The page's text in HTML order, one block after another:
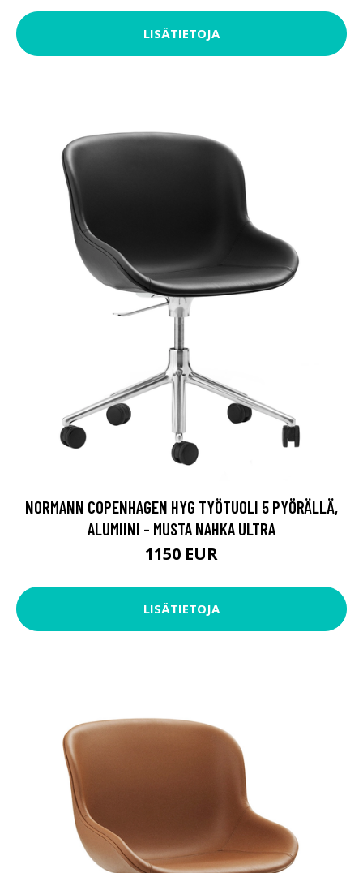
LISÄTIETOJA
NORMANN COPENHAGEN HYG TYÖTUOLI 5 PYÖRÄLLÄ,
ALUMIINI - MUSTA NAHKA ULTRA
1150 EUR
LISÄTIETOJA